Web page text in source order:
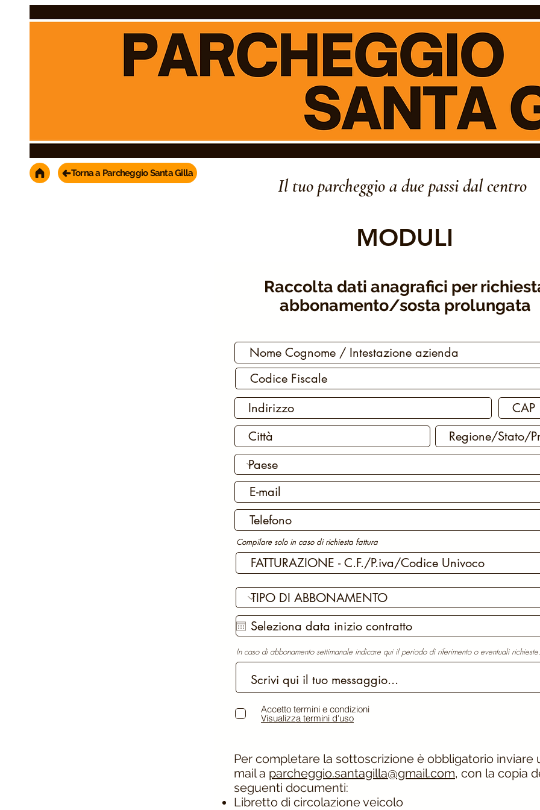
Torna a Parcheggio Santa Gilla
Il tuo parcheggio a due passi dal centro
MODULI
Raccolta dati anagrafici per
abbonamento/sosta prolungata
Compilare solo in caso di richiesta fattura
In caso di abbonamento settimanale indicare qui il periodo di riferimento o eventuali richieste.
Accetto termini e condizioni
Visualizza termini d'uso
Per completare la sottoscrizione è obbligatorio inviare
mail a parcheggio.santagilla@gmail.com, con la copia
seguenti documenti:
Libretto di circolazione veicolo